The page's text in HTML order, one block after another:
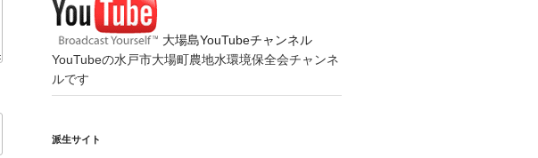
大場島YouTubeチャンネル
YouTubeの水戸市大場町農地水環境保全会チャンネ
ルです
派生サイト